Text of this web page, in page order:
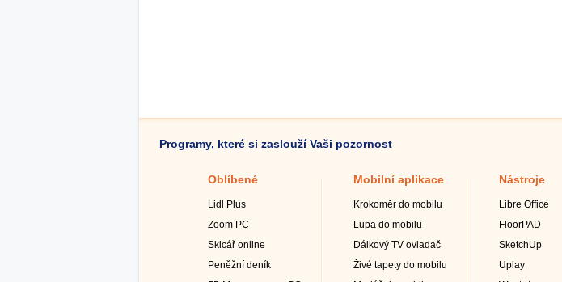
Programy, které si zaslouží Vaši pozornost
Oblíbené
Lidl Plus
Zoom PC
Skicář online
Peněžní deník
Mobilní aplikace
Krokoměr do mobilu
Lupa do mobilu
Dálkový TV ovladač
Živé tapety do mobilu
Nástroje
Libre Office
FloorPAD
SketchUp
Uplay